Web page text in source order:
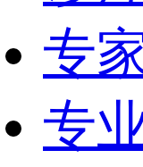
专
专